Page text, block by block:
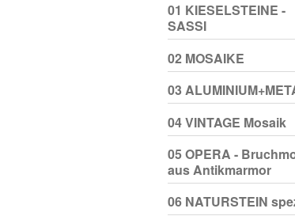
01 KIESELSTEINE -
SASSI
02 MOSAIKE
03
04 VINTAGE Mosaik
05 OPERA -
aus Antikmarmor
06 NATURSTEIN